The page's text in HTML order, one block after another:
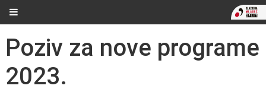
Poziv za nove programe
2023.